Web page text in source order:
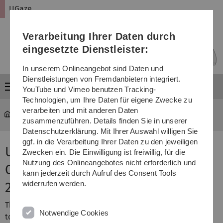
Direkt
Direkt
Direkt
(Sprache,
Drucken,
Media)
Direkt
Direkt
UGaze
Menü
UGaze ... 2026 ECEM
UGaze Symposium at European
Conference on Eye Movements
2026
The UGaze consortium contributes a two-part Symposium
to the23rd European Conference on Eye Movements 2026
Verarbeitung Ihrer Daten durch
eingesetzte Dienstleister:
In unserem Onlineangebot sind Daten und
Dienstleistungen von Fremdanbietern integriert.
YouTube und Vimeo benutzen Tracking-
Technologien, um Ihre Daten für eigene Zwecke zu
verarbeiten und mit anderen Daten
zusammenzuführen. Details finden Sie in unserer
Datenschutzerklärung. Mit Ihrer Auswahl willigen Sie
ggf. in die Verarbeitung Ihrer Daten zu den jeweiligen
Zwecken ein. Die Einwilligung ist freiwillig, für die
Nutzung des Onlineangebotes nicht erforderlich und
kann jederzeit durch Aufruf des Consent Tools
widerrufen werden.
Notwendige Cookies